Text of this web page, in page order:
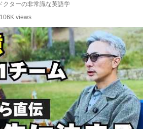
クターの非常識な英語学
106K views